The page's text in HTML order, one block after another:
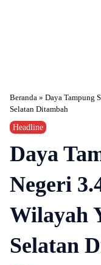
Beranda » Daya Tampung
Selatan Ditambah
Headline
Daya
Negeri
Wilayah
Selatan